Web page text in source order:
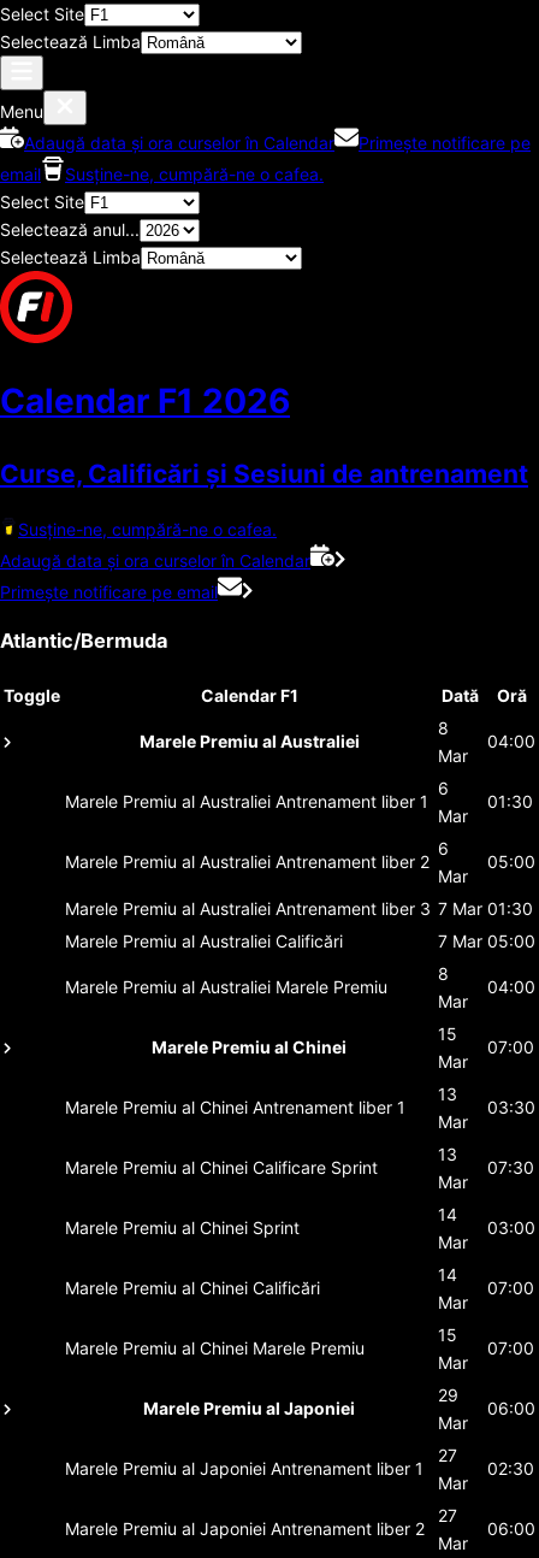
Select Site
Selectează Limba
Menu
Adaugă data și ora curselor în Calendar
Primește notificare pe
email
Susține-ne, cumpără-ne o cafea.
Select Site
Selectează anul...
Selectează Limba
Calendar F1 2026
Curse, Calificări și Sesiuni de antrenament
Susține-ne, cumpără-ne o cafea.
Adaugă data și ora curselor în Calendar
Primește notificare pe email
Atlantic/Bermuda
Toggle Calendar F1 Dată Oră
Marele Premiu al Australiei
8
Mar
04:00
Marele Premiu al Australiei Antrenament liber 1
6
Mar
01:30
Marele Premiu al Australiei Antrenament liber 2
6
Mar
05:00
Marele Premiu al Australiei Antrenament liber 3 7 Mar 01:30
Marele Premiu al Australiei Calificări 7 Mar 05:00
Marele Premiu al Australiei Marele Premiu
8
Mar
04:00
Marele Premiu al Chinei
15
Mar
07:00
Marele Premiu al Chinei Antrenament liber 1
13
Mar
03:30
Marele Premiu al Chinei Calificare Sprint
13
Mar
07:30
Marele Premiu al Chinei Sprint
14
Mar
03:00
Marele Premiu al Chinei Calificări
14
Mar
07:00
Marele Premiu al Chinei Marele Premiu
15
Mar
07:00
Marele Premiu al Japoniei
29
Mar
06:00
Marele Premiu al Japoniei Antrenament liber 1
27
Mar
02:30
Marele Premiu al Japoniei Antrenament liber 2
27
Mar
06:00